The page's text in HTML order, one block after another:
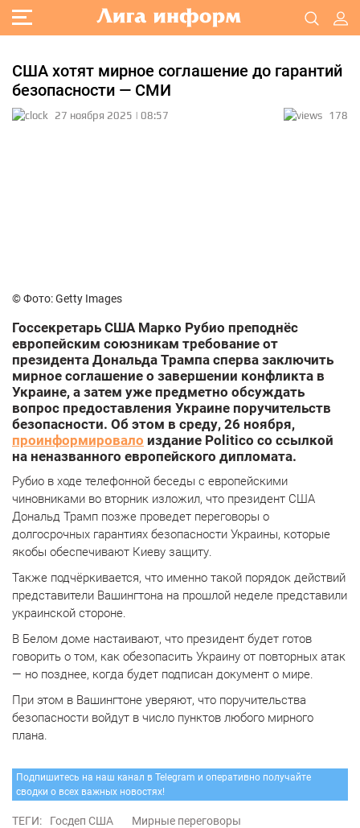
США хотят мирное соглашение до гарантий
безопасности — СМИ
27 ноября 2025 | 08:57 178
© Фото: Getty Images
Госсекретарь США Марко Рубио преподнёс
европейским союзникам требование от
президента Дональда Трампа сперва заключить
мирное соглашение о завершении конфликта в
Украине, а затем уже предметно обсуждать
вопрос предоставления Украине поручительств
безопасности. Об этом в среду, 26 ноября,
проинформировало издание Politico со ссылкой
на неназванного европейского дипломата.
Рубио в ходе телефонной беседы с европейскими
чиновниками во вторник изложил, что президент США
Дональд Трамп позже проведет переговоры о
долгосрочных гарантиях безопасности Украины, которые
якобы обеспечивают Киеву защиту.
Также подчёркивается, что именно такой порядок действий
представители Вашингтона на прошлой неделе представили
украинской стороне.
В Белом доме настаивают, что президент будет готов
говорить о том, как обезопасить Украину от повторных атак
— но позднее, когда будет подписан документ о мире.
При этом в Вашингтоне уверяют, что поручительства
безопасности войдут в число пунктов любого мирного
плана.
Подпишитесь на наш канал в Telegram и оперативно получайте
сводки о всех важных новостях!
ТЕГИ: Госдеп США Мирные переговоры